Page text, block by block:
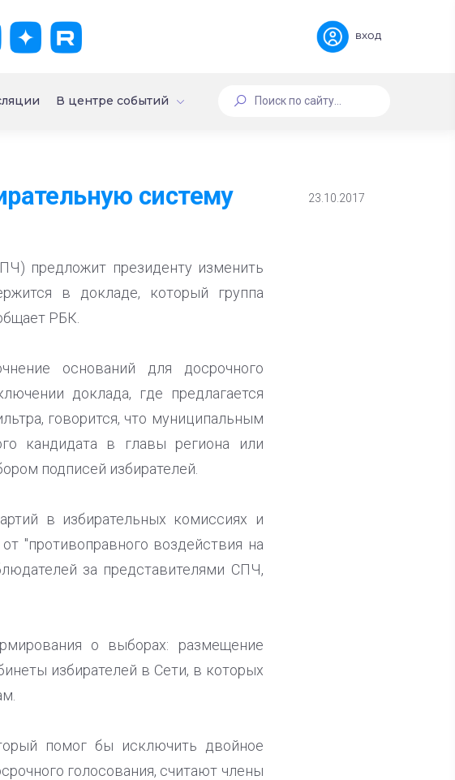
вход
В центре событий
систему 23.10.2017
предложит президенту изменить
в докладе, который группа
РБК.
оснований для досрочного
доклада, где предлагается
говорится, что муниципальным
кандидата в главы региона или
подписей избирателей.
в избирательных комиссиях и
"противоправного воздействия на
за представителями СПЧ,
о выборах: размещение
избирателей в Сети, в которых
помог бы исключить двойное
голосования, считают члены